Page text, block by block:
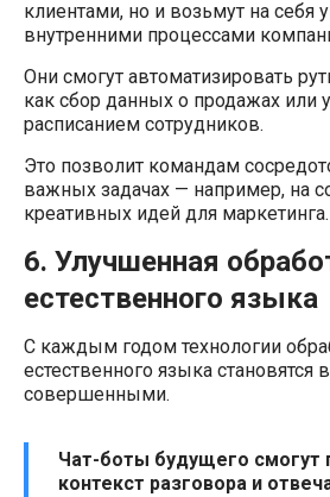
клиентами, но и возьмут на себя
внутренними процессами
Они смогут автоматизировать
как сбор данных о продажах или
расписанием сотрудников.
Это позволит командам
важных задачах — например, на
креативных идей для маркетинга.
6. Улучшенная
естественного языка
С каждым годом технологии
естественного языка становятся
совершенными.
Чат-боты будущего смогут
контекст разговора и